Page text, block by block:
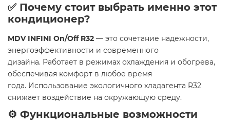
✅ Почему стоит выбрать именно этот
кондиционер?
MDV INFINI On/Off R32 — это сочетание надежности,
энергоэффективности и современного
дизайна. Работает в режимах охлаждения и обогрева,
обеспечивая комфорт в любое время
года. Использование экологичного хладагента R32
снижает воздействие на окружающую среду.​
⚙️ Функциональные возможности